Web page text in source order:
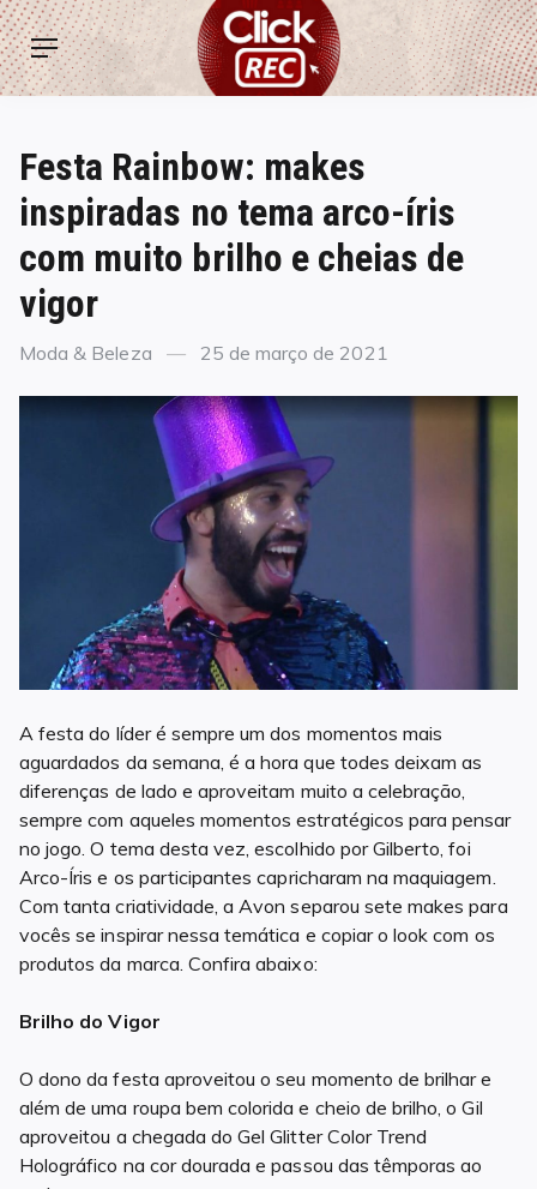
Skip
to
content
ClickREC
Menu
Festa Rainbow: makes
inspiradas no tema arco-íris
com muito brilho e cheias de
vigor
Categories
Moda & Beleza
Posted
25 de março de 2021
A festa do líder é sempre um dos momentos mais
aguardados da semana, é a hora que todes deixam as
diferenças de lado e aproveitam muito a celebração,
sempre com aqueles momentos estratégicos para pensar
no jogo. O tema desta vez, escolhido por Gilberto, foi
Arco-Íris e os participantes capricharam na maquiagem.
Com tanta criatividade, a Avon separou sete makes para
vocês se inspirar nessa temática e copiar o look com os
produtos da marca. Confira abaixo:
Brilho do Vigor
O dono da festa aproveitou o seu momento de brilhar e
além de uma roupa bem colorida e cheio de brilho, o Gil
aproveitou a chegada do Gel Glitter Color Trend
Holográfico na cor dourada e passou das têmporas ao